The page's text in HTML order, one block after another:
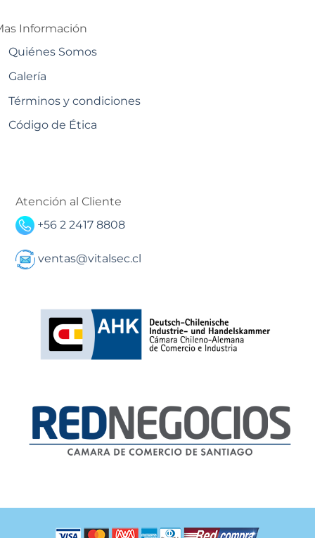
Información
Quiénes Somos
Galería
Términos y condiciones
Código de Ética
Atención al Cliente
+56 2 2417 8808
ventas@vitalsec.cl